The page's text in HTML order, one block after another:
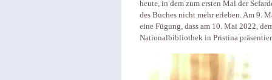
heute, in dem zum ersten Mal der
des Buches nicht mehr erleben. Am 9.
eine Fügung, dass am 10. Mai 2022,
Nationalbibliothek in Pristina